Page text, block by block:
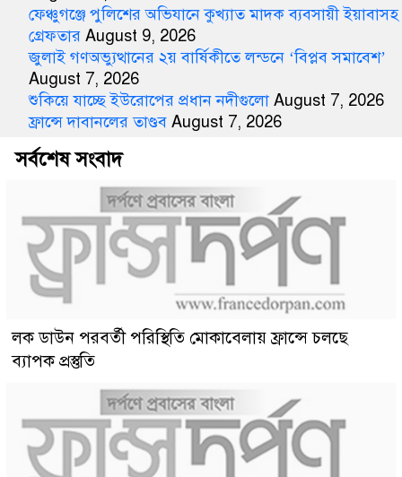
ফেঞ্চুগঞ্জে পুলিশের অভিযানে কুখ্যাত মাদক ব্যবসায়ী ইয়াবাসহ
গ্রেফতার August 9, 2026
জুলাই গণঅভ্যুত্থানের ২য় বার্ষিকীতে লন্ডনে ‘বিপ্লব সমাবেশ’
August 7, 2026
শুকিয়ে যাচ্ছে ইউরোপের প্রধান নদীগুলো August 7, 2026
ফ্রান্সে দাবানলের তাণ্ডব August 7, 2026
সর্বশেষ সংবাদ
লক ডাউন পরবর্তী পরিস্থিতি মোকাবেলায় ফ্রান্সে চলছে
ব্যাপক প্রস্তুতি